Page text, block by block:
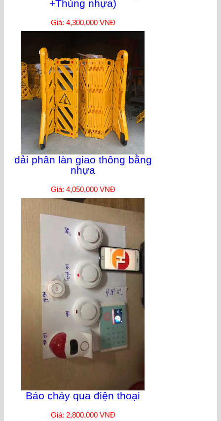
+Thùng nhựa)
Giá: 4,300,000 VNĐ
dải phân làn giao thông bằng
nhựa
Giá: 4,050,000 VNĐ
Báo cháy qua điện thoại
Giá: 2,800,000 VNĐ